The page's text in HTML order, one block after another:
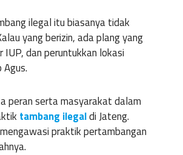
ilegal itu biasanya tidak
yang berizin, ada plang yang
IUP, dan peruntukkan lokasi
Agus.
peran serta masyarakat dalam
tambang ilegaldi Jateng.
praktik pertambangan